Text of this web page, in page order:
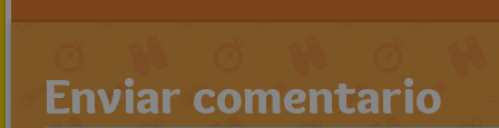
Enviar comentario